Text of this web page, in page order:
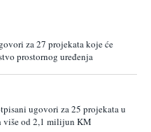
za 27 projekata koje će
prostornog uređenja
ugovori za 25 projekata u
od 2,1 milijun KM